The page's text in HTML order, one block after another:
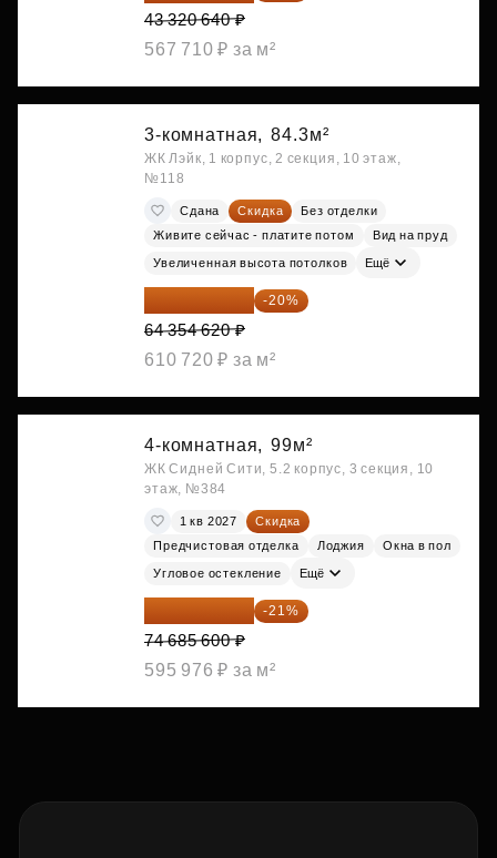
43 320 640 ₽
567 710 ₽ за м²
3-комнатная, 84.3м²
ЖК Лэйк, 1 корпус, 2 секция, 10 этаж,
№118
Сдана Скидка
Без отделки
Живите сейчас - платите потом
Вид на пруд
Увеличенная высота потолков Ещё
51 483 696 ₽ -20%
64 354 620 ₽
610 720 ₽ за м²
4-комнатная, 99м²
ЖК Сидней Сити, 5.2 корпус, 3 секция, 10
этаж, №384
1 кв 2027
Скидка
Предчистовая отделка
Лоджия Окна в пол
Угловое остекление Ещё
59 001 624 ₽ -21%
74 685 600 ₽
595 976 ₽ за м²